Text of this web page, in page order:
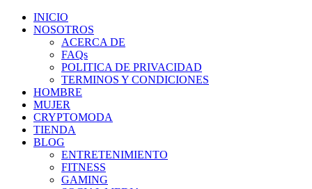
INICIO
NOSOTROS
ACERCA DE
FAQs
POLITICA DE PRIVACIDAD
TERMINOS Y CONDICIONES
HOMBRE
MUJER
CRYPTOMODA
TIENDA
BLOG
ENTRETENIMIENTO
FITNESS
GAMING